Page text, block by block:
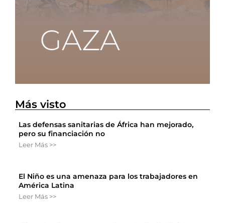
Más visto
Las defensas sanitarias de África han mejorado,
pero su financiación no
Leer Más >>
El Niño es una amenaza para los trabajadores en
América Latina
Leer Más >>